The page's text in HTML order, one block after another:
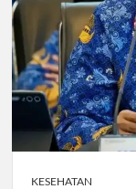
KESEHATAN